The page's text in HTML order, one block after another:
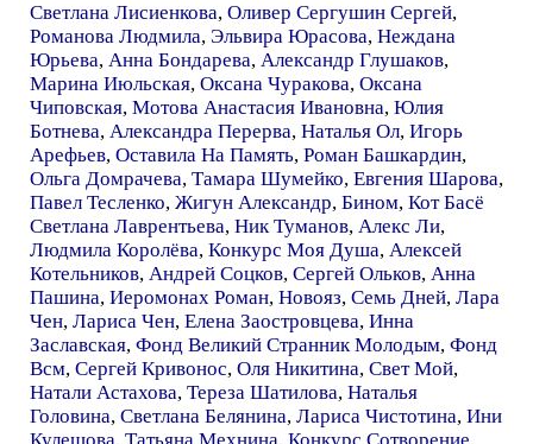
Светлана Лисиенкова, Оливер Сергушин Сергей,
Романова Людмила, Эльвира Юрасова, Неждана
Юрьева, Анна Бондарева, Александр Глушаков,
Марина Июльская, Оксана Чуракова, Оксана
Чиповская, Мотова Анастасия Ивановна, Юлия
Ботнева, Александра Перерва, Наталья Ол, Игорь
Арефьев, Оставила На Память, Роман Башкардин,
Ольга Домрачева, Тамара Шумейко, Евгения Шарова,
Павел Тесленко, Жигун Александр, Бином, Кот Басё
Светлана Лаврентьева, Ник Туманов, Алекс Ли,
Людмила Королёва, Конкурс Моя Душа, Алексей
Котельников, Андрей Соцков, Сергей Ольков, Анна
Пашина, Иеромонах Роман, Новояз, Семь Дней, Лара
Чен, Лариса Чен, Елена Заостровцева, Инна
Заславская, Фонд Великий Странник Молодым, Фонд
Всм, Сергей Кривонос, Оля Никитина, Свет Мой,
Натали Астахова, Тереза Шатилова, Наталья
Головина, Светлана Белянина, Лариса Чистотина, Ини